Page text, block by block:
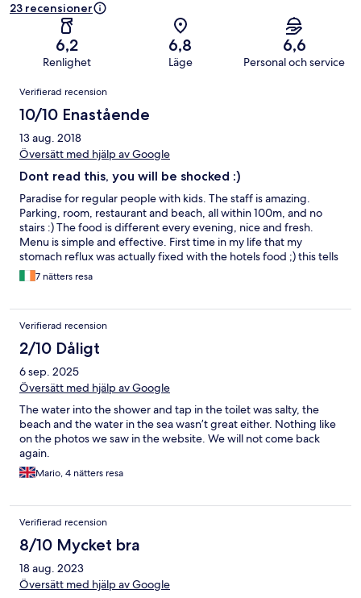
23 recensioner
6,2
Renlighet
6,8
Läge
6,6
Personal och service
Recensioner
Verifierad recension
10/10 Enastående
13 aug. 2018
Översätt med hjälp av Google
Dont read this, you will be shocked :)
Paradise for regular people with kids. The staff is amazing.
Parking, room, restaurant and beach, all within 100m, and no
stairs :) The food is different every evening, nice and fresh.
Menu is simple and effective. First time in my life that my
stomach reflux was actually fixed with the hotels food ;) this tells
you how fresh it is. We loved it.
7 nätters resa
Verifierad recension
2/10 Dåligt
6 sep. 2025
Översätt med hjälp av Google
The water into the shower and tap in the toilet was salty, the
beach and the water in the sea wasn’t great either. Nothing like
on the photos we saw in the website. We will not come back
again.
Mario, 4 nätters resa
Verifierad recension
8/10 Mycket bra
18 aug. 2023
Översätt med hjälp av Google